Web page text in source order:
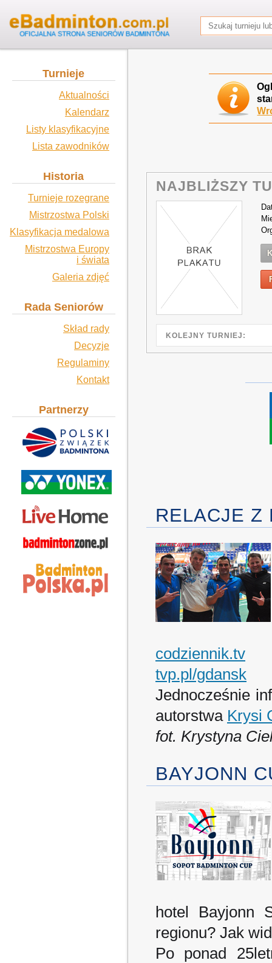
Turnieje
Aktualności
Kalendarz
Listy klasyfikacyjne
Lista zawodników
Historia
Turnieje rozegrane
Mistrzostwa Polski
Klasyfikacja medalowa
Mistrzostwa Europy
i świata
Galeria zdjęć
Rada Seniorów
Skład rady
Decyzje
Regulaminy
Kontakt
Partnerzy
NAJBLIŻSZY
KOLEJNY TURNIEJ:
RELACJE Z
codziennik.tv
tvp.pl/gdansk
Jednocześnie
autorstwa Krysi
fot. Krystyna
BAYJONN
hotel Bayjonn
regionu? Jak
Po ponad